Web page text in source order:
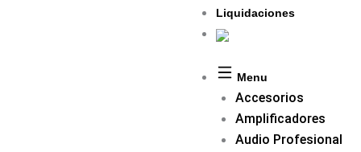
Liquidaciones
Menu
Accesorios
Amplificadores
Audio Profesional